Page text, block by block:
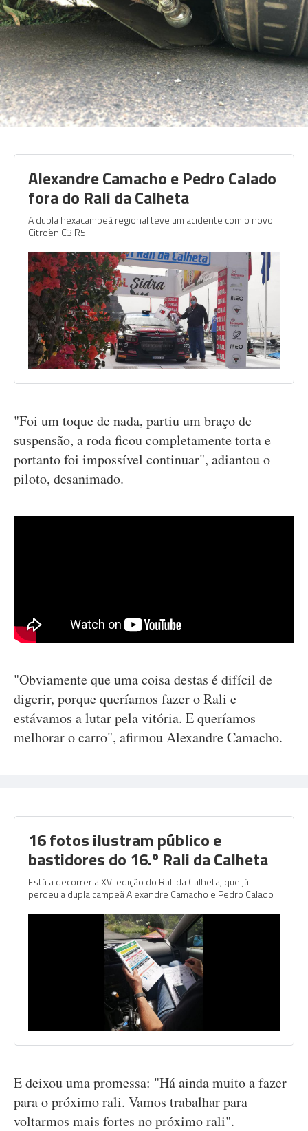
Alexandre Camacho e Pedro Calado
fora do Rali da Calheta
A dupla hexacampeã regional teve um acidente com o novo
Citroën C3 R5
"Foi um toque de nada, partiu um braço de
suspensão, a roda ficou completamente torta e
portanto foi impossível continuar", adiantou o
piloto, desanimado.
"Obviamente que uma coisa destas é difícil de
digerir, porque queríamos fazer o Rali e
estávamos a lutar pela vitória. E queríamos
melhorar o carro", afirmou Alexandre Camacho.
16 fotos ilustram público e
bastidores do 16.º Rali da Calheta
Está a decorrer a XVI edição do Rali da Calheta, que já
perdeu a dupla campeã Alexandre Camacho e Pedro Calado
E deixou uma promessa: "Há ainda muito a fazer
para o próximo rali. Vamos trabalhar para
voltarmos mais fortes no próximo rali".